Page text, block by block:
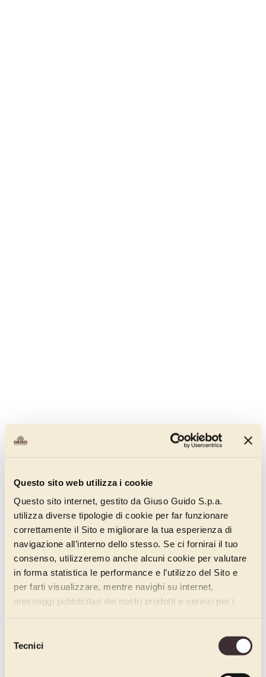
Questo sito web utilizza i cookie
Questo sito internet, gestito da Giuso Guido S.p.a.
utilizza diverse tipologie di cookie per far funzionare
correttamente il Sito e migliorare la tua esperienza di
navigazione all’interno dello stesso. Se ci fornirai il tuo
consenso, utilizzeremo anche alcuni cookie per valutare
in forma statistica le performance e l’utilizzo del Sito e
per farti visualizzare, mentre navighi su internet,
messaggi pubblicitari dei nostri prodotti e servizi per i
delTecnici
Strawberry Pannagusto
Concentrated strawberry-flavoured flavouring paste with low
acidity.
Discover more